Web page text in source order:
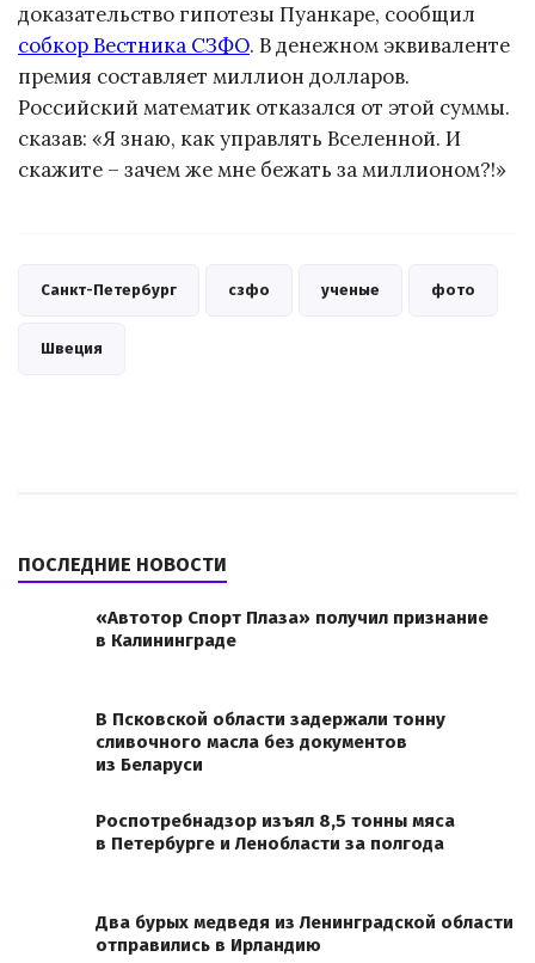
доказательство гипотезы Пуанкаре, сообщил
собкор Вестника СЗФО. В денежном эквиваленте
премия составляет миллион долларов.
Российский математик отказался от этой суммы.
сказав: «Я знаю, как управлять Вселенной. И
скажите – зачем же мне бежать за миллионом?!»
Санкт-Петербург сзфо ученые фото
Швеция
ПОСЛЕДНИЕ НОВОСТИ
«Автотор Спорт Плаза» получил признание
в Калининграде
В Псковской области задержали тонну
сливочного масла без документов
из Беларуси
Роспотребнадзор изъял 8,5 тонны мяса
в Петербурге и Ленобласти за полгода
Два бурых медведя из Ленинградской области
отправились в Ирландию